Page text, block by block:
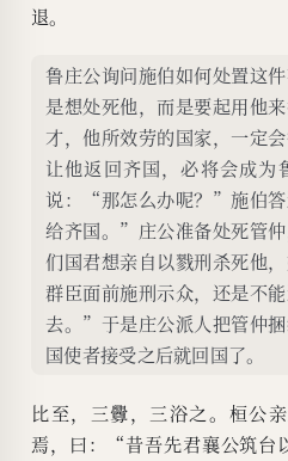
退。
鲁庄公询问施伯如何处置这
是想处死他，而是要起用他
才，他所效劳的国家，一定
让他返回齐国，必将会成
说：“那怎么办呢？”施伯
给齐国。”庄公准备处死管
们国君想亲自以戮刑杀死他
群臣面前施刑示众，还是不
去。”于是庄公派人把管仲
国使者接受之后就回国了。
比至，三釁，三浴之。桓公
焉，曰：“昔吾先君襄公筑台